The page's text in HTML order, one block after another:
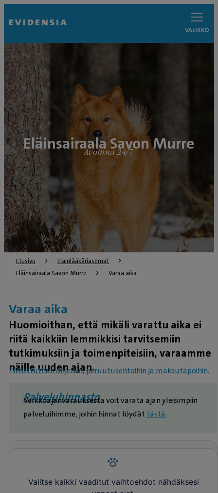
VALIKKO
Eläinsairaala Savon Murre
Avoinna 24/7
Etusivu
Eläinlääkäriasemat
Eläinsairaala Savon Murre
Varaa aika
Varaa aika
Huomioithan, että mikäli varattu aika ei
riitä kaikkiin lemmikkisi tarvitsemiin
tutkimuksiin ja toimenpiteisiin, varaamme
näille uuden ajan.
Tutustuthan ohjeisiin, peruutusehtoihin ja maksutapoihin.
Palveluhinnasto
Verkkoajanvarauksesta voit varata ajan yleisimpiin
palveluihimme, joihin hinnat löydät tästä.